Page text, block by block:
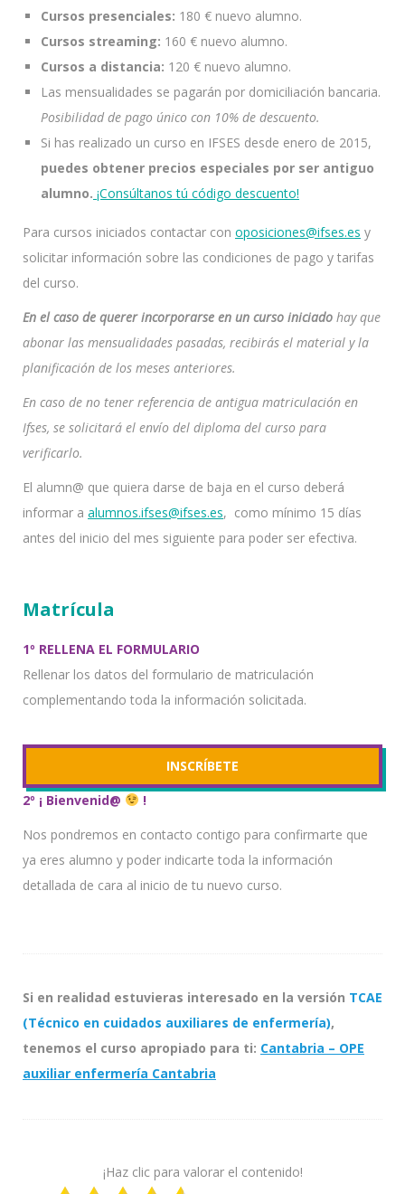
Cursos presenciales: 180 € nuevo alumno.
Cursos streaming: 160 € nuevo alumno.
Cursos a distancia: 120 € nuevo alumno.
Las mensualidades se pagarán por domiciliación bancaria.
Posibilidad de pago único con 10% de descuento.
Si has realizado un curso en IFSES desde enero de 2015,
puedes obtener precios especiales por ser antiguo
alumno. ¡Consúltanos tú código descuento!
Para cursos iniciados contactar con oposiciones@ifses.es y
solicitar información sobre las condiciones de pago y tarifas
del curso.
En el caso de querer incorporarse en un curso iniciado hay que
abonar las mensualidades pasadas, recibirás el material y la
planificación de los meses anteriores.
En caso de no tener referencia de antigua matriculación en
Ifses, se solicitará el envío del diploma del curso para
verificarlo.
El alumn@ que quiera darse de baja en el curso deberá
informar a alumnos.ifses@ifses.es, como mínimo 15 días
antes del inicio del mes siguiente para poder ser efectiva.
Matrícula
1º RELLENA EL FORMULARIO
Rellenar los datos del formulario de matriculación
complementando toda la información solicitada.
INSCRÍBETE
2º ¡ Bienvenid@
!
Nos pondremos en contacto contigo para confirmarte que
ya eres alumno y poder indicarte toda la información
detallada de cara al inicio de tu nuevo curso.
Si en realidad estuvieras interesado en la versión TCAE
(Técnico en cuidados auxiliares de enfermería),
tenemos el curso apropiado para ti: Cantabria – OPE
auxiliar enfermería Cantabria
¡Haz clic para valorar el contenido!